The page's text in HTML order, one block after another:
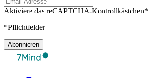
Aktiviere das reCAPTCHA-Kontrollkästchen*
*Pflichtfelder
Abonnieren